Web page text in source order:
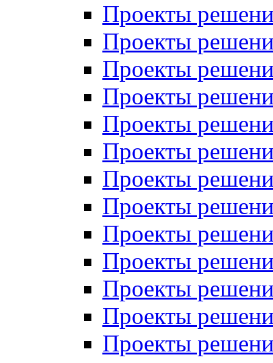
Проекты
Проекты
Проекты
Проекты
Проекты
Проекты
Проекты
Проекты
Проекты
Проекты
Проекты
Проекты
Проекты